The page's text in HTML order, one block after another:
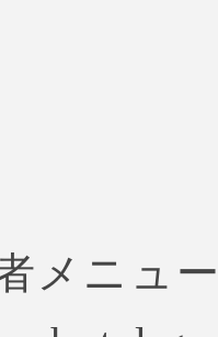
メニュ